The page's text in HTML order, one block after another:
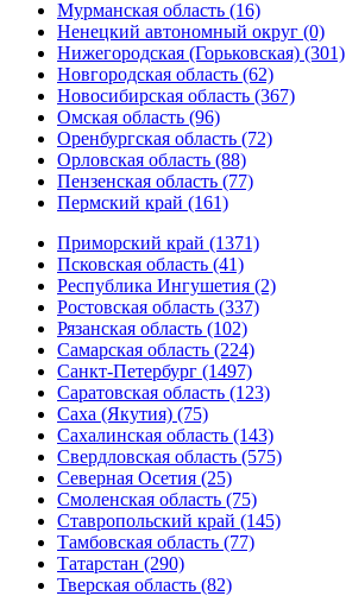
Мурманская область (16)
Ненецкий автономный округ (0)
Нижегородская (Горьковская) (301)
Новгородская область (62)
Новосибирская область (367)
Омская область (96)
Оренбургская область (72)
Орловская область (88)
Пензенская область (77)
Пермский край (161)
Приморский край (1371)
Псковская область (41)
Республика Ингушетия (2)
Ростовская область (337)
Рязанская область (102)
Самарская область (224)
Санкт-Петербург (1497)
Саратовская область (123)
Саха (Якутия) (75)
Сахалинская область (143)
Свердловская область (575)
Северная Осетия (25)
Смоленская область (75)
Ставропольский край (145)
Тамбовская область (77)
Татарстан (290)
Тверская область (82)